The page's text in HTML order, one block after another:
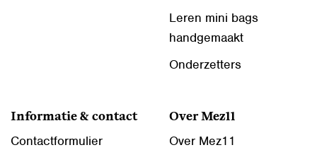
Leren mini bags
handgemaakt
Onderzetters
Informatie & contact
Contactformulier
Over Mez11
Over Mez11